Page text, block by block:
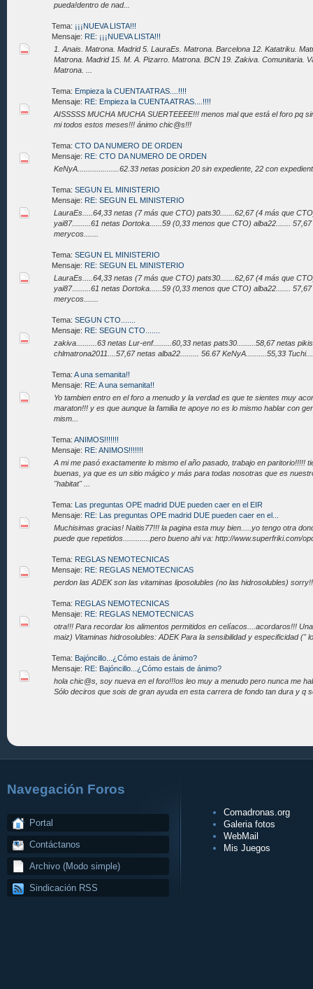
pueda!dentro de nad...
Tema: ¡¡¡NUEVA LISTA!!!
Mensaje: RE: ¡¡¡NUEVA LISTA!!!
1. Anais. Matrona. Madrid 5. LauraEs. Matrona. Barcelona 12. Katatriku.
Matrona. Madrid 15. M. A. Pizarro. Matrona. BCN 19. Zakiva. Comunitaria.
Matrona. ...
Tema: Empieza la CUENTA ATRAS....!!!!
Mensaje: RE: Empieza la CUENTA ATRAS....!!!!
AISSSSS MUCHA MUCHA SUERTEEEE!!! menos mal que está el foro pq
mi todos estos meses!!! ánimo chic@s!!!
Tema: CTO DA NUMERO DE ORDEN
Mensaje: RE: CTO DA NUMERO DE ORDEN
KeNyA....................62.33 netas posicion 20 sin expediente, 22 con
Tema: SEGUN EL MINISTERIO
Mensaje: RE: SEGUN EL MINISTERIO
LauraEs.....64,33 netas (7 más que CTO) pats30.......62,67 (4 más que
yai87.........61 netas Dortoka......59 (0,33 menos que CTO) alba22.......
merycos.......
Tema: SEGUN EL MINISTERIO
Mensaje: RE: SEGUN EL MINISTERIO
LauraEs.....64,33 netas (7 más que CTO) pats30.......62,67 (4 más que
yai87.........61 netas Dortoka......59 (0,33 menos que CTO) alba22.......
merycos.......
Tema: SEGUN CTO.......
Mensaje: RE: SEGUN CTO.......
zakiva..........63 netas Lur-enf.........60,33 netas pats30.........58,67 netas
chlmatrona2011....57,67 netas alba22......... 56.67 KeNyA..........55,33
Tema: A una semanita!!
Mensaje: RE: A una semanita!!
Yo tambien entro en el foro a menudo y la verdad es que te sientes muy
maraton!!! y es que aunque la familia te apoye no es lo mismo hablar con
mism...
Tema: ANIMOS!!!!!!!
Mensaje: RE: ANIMOS!!!!!!!
A mi me pasó exactamente lo mismo el año pasado, trabajo en paritorio!!!!!
buenas, ya que es un sitio mágico y más para todas nosotras que es
"habitat" ...
Tema: Las preguntas OPE madrid DUE pueden caer en el EIR
Mensaje: RE: Las preguntas OPE madrid DUE pueden caer en el...
Muchisimas gracias! Naitis77!!! la pagina esta muy bien.....yo tengo otra
puede que repetidos.............pero bueno ahi va: http://www.superfriki.com/
Tema: REGLAS NEMOTECNICAS
Mensaje: RE: REGLAS NEMOTECNICAS
perdon las ADEK son las vitaminas liposolubles (no las hidrosolubles)
Tema: REGLAS NEMOTECNICAS
Mensaje: RE: REGLAS NEMOTECNICAS
otra!!! Para recordar los alimentos permitidos en celíacos....acordaros!!!
maiz) Vitaminas hidrosolubles: ADEK Para la sensibilidad y especificidad ("
Tema: Bajóncillo...¿Cómo estais de ánimo?
Mensaje: RE: Bajóncillo...¿Cómo estais de ánimo?
hola chic@s, soy nueva en el foro!!!os leo muy a menudo pero nunca me
Sólo deciros que sois de gran ayuda en esta carrera de fondo tan dura y q
Navegación Foros
Portal
Contáctanos
Archivo (Modo simple)
Sindicación RSS
Comadronas.org
Galeria fotos
WebMail
Mis Juegos